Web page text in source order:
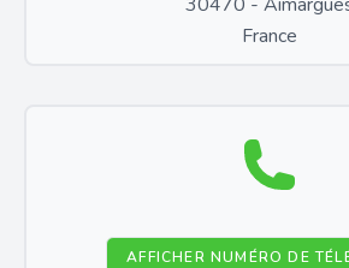
France
AFFICHER NUMÉRO DE